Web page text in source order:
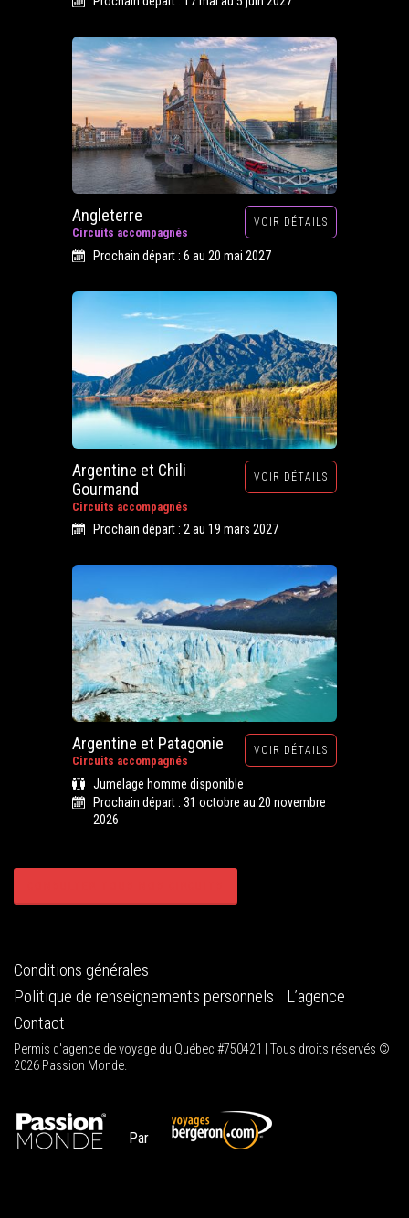
Angleterre
Circuits accompagnés
VOIR DÉTAILS
Prochain départ : 6 au 20 mai 2027
Argentine et Chili
Gourmand
Circuits accompagnés
VOIR DÉTAILS
Prochain départ : 2 au 19 mars 2027
Argentine et Patagonie
Circuits accompagnés
VOIR DÉTAILS
Jumelage homme disponible
Prochain départ : 31 octobre au 20 novembre
2026
Conditions générales
Politique de renseignements personnels
L’agence
Contact
Permis d'agence de voyage du Québec #750421 | Tous droits réservés ©
2026 Passion Monde.
Par